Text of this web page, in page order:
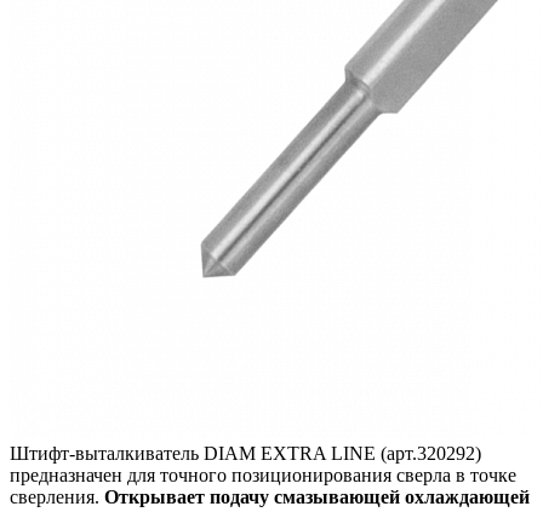
Штифт-выталкиватель DIAM EXTRA LINE (арт.320292)
предназначен для точного позиционирования сверла в точке
сверления. Открывает подачу смазывающей охлаждающей